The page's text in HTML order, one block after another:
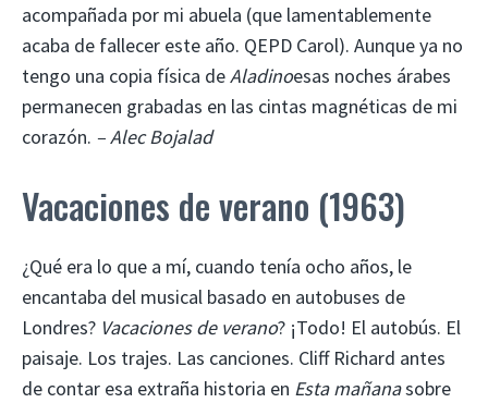
acompañada por mi abuela (que lamentablemente
acaba de fallecer este año. QEPD Carol). Aunque ya no
tengo una copia física deAladinoesas noches árabes
permanecen grabadas en las cintas magnéticas de mi
corazón. – Alec Bojalad
Vacaciones de verano (1963)
¿Qué era lo que a mí, cuando tenía ocho años, le
encantaba del musical basado en autobuses de
Londres? Vacaciones de verano? ¡Todo! El autobús. El
paisaje. Los trajes. Las canciones. Cliff Richard antes
de contar esa extraña historia en Esta mañanasobre